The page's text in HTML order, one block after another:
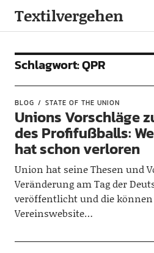
Textilvergehen
Schlagwort:QPR
BLOG STATE OF THE UNION
Unions Vorschläge
des Profifußballs:
hat schon verloren
Union hat seine Thesen und
Veränderung am Tag der
veröffentlicht und die
Vereinswebsite…